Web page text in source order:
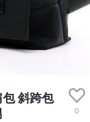
包 斜跨包
0